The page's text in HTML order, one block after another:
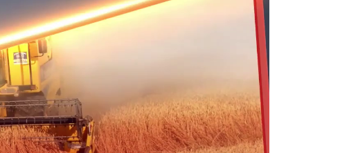
Tarım Orman Gündemi 11.06.2026
“Tarım Orman Gündemi” sektörün
gündemini izleyici ile...
Devamını Oku ->